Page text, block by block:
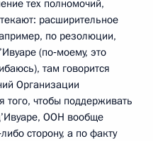
тех полномочий,
расширительное
по резолюции,
(по‑моему, это
там говорится
Организации
чтобы поддерживать
ООН вообще
сторону, а по факту